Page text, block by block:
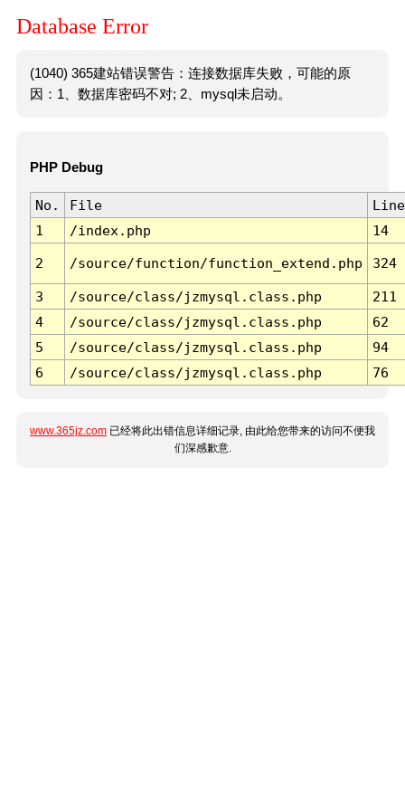
Database Error
(1040) 365建站错误警告：连接数据库失败，可能的原
因：1、数据库密码不对; 2、mysql未启动。
PHP Debug
No. File
Line
1
/index.php 14
2 /source/function/function_extend.php 324
3 /source/class/jzmysql.class.php
211
4
/source/class/jzmysql.class.php
62
5
/source/class/jzmysql.class.php
94
6
/source/class/jzmysql.class.php 76
www.365jz.com 已经将此出错信息详细记录, 由此给您带来的访问不便我
们深感歉意.